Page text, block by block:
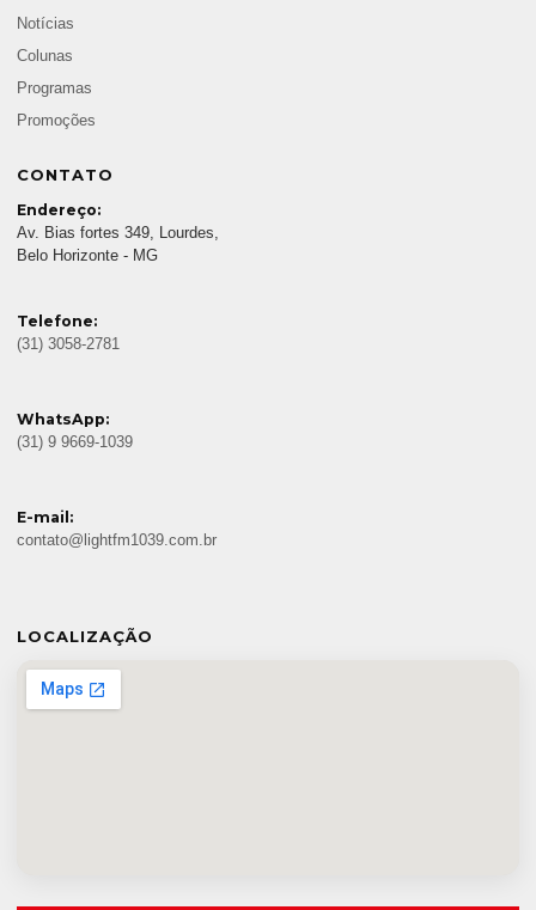
Notícias
Colunas
Programas
Promoções
CONTATO
Endereço:
Av. Bias fortes 349, Lourdes,
Belo Horizonte - MG
Telefone:
(31) 3058-2781
WhatsApp:
(31) 9 9669-1039
E-mail:
contato@lightfm1039.com.br
LOCALIZAÇÃO